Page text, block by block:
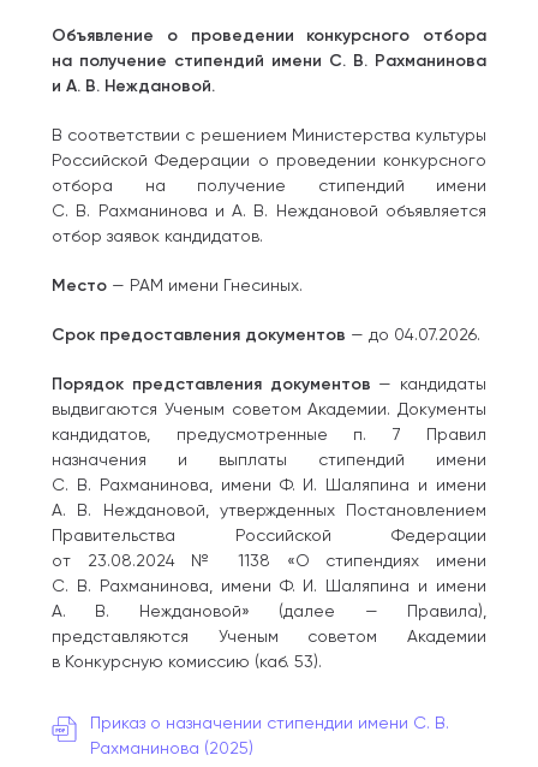
Объявление о проведении конкурсного отбора
на получение стипендий имени С. В. Рахманинова
и А. В. Неждановой.
В соответствии с решением Министерства культуры
Российской Федерации о проведении конкурсного
отбора на получение стипендий имени
С. В. Рахманинова и А. В. Неждановой объявляется
отбор заявок кандидатов.
Место — РАМ имени Гнесиных.
Срок предоставления документов — до 04.07.2026.
Порядок представления документов — кандидаты
выдвигаются Ученым советом Академии. Документы
кандидатов, предусмотренные п. 7 Правил
назначения и выплаты стипендий имени
С. В. Рахманинова, имени Ф. И. Шаляпина и имени
А. В. Неждановой, утвержденных Постановлением
Правительства Российской Федерации
от 23.08.2024 № 1138 «О стипендиях имени
С. В. Рахманинова, имени Ф. И. Шаляпина и имени
А. В. Неждановой» (далее — Правила),
представляются Ученым советом Академии
в Конкурсную комиссию (каб. 53).
Приказ о назначении стипендии имени С. В.
Рахманинова (2025)